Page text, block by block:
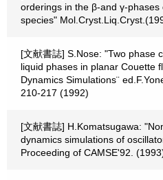
orderings in the β-and γ-phases
species"
[文献書誌] S.Nose: "Two phase
liquid phases in planar Couette
Dynamics Simulations¨
210-217 (1992)
[文献書誌] H.Komatsugawa:
dynamics simulations of
Proceeding of CAMSE'92.